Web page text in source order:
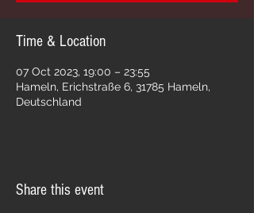
Time & Location
07 Oct 2023, 19:00 – 23:55
Hameln, Erichstraße 6, 31785 Hameln,
Deutschland
Share this event